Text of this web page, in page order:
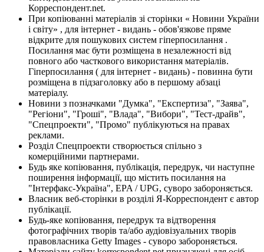
Корреспондент.net.
При копіюванні матеріалів зі сторінки « Новини України
і світу» , для інтернет - видань - обов'язкове пряме
відкрите для пошукових систем гіперпосилання .
Посилання має бути розміщена в незалежності від
повного або часткового використання матеріалів.
Гіперпосилання ( для інтернет - видань) - повинна бути
розміщена в підзаголовку або в першому абзаці
матеріалу.
Новини з позначками "Думка", "Експертиза", "Заява",
"Регіони", "Гроші", "Влада", "Вибори", "Тест-драйв",
"Спецпроекти", "Промо" публікуються на правах
реклами.
Розділ Спецпроекти створюється спільно з
комерційними партнерами.
Будь яке копіювання, публікація, передрук, чи наступне
поширення інформації, що містить посилання на
"Інтерфакс-Україна", EPA / UPG, суворо забороняється.
Власник веб-сторінки в розділі Я-Корреспондент є автор
публікації.
Будь-яке копіювання, передрук та відтворення
фотографічних творів та/або аудіовізуальних творів
правовласника Getty Images - суворо забороняється.